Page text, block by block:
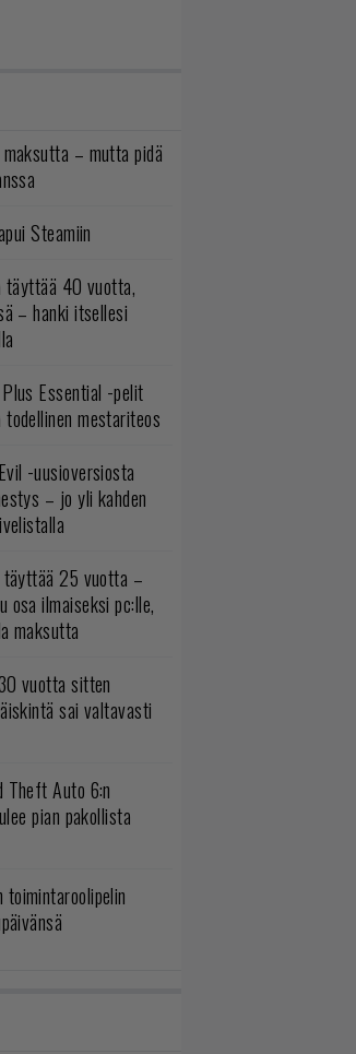
maksutta – mutta pidä
Steamiin
40 vuotta,
– hanki itsellesi
Essential -pelit
mestariteos
-uusioversiosta
– jo yli kahden
25 vuotta –
osa ilmaiseksi pc:lle,
maksutta
vuotta sitten
sai valtavasti
Theft Auto 6:n
pian pakollista
toimintaroolipelin